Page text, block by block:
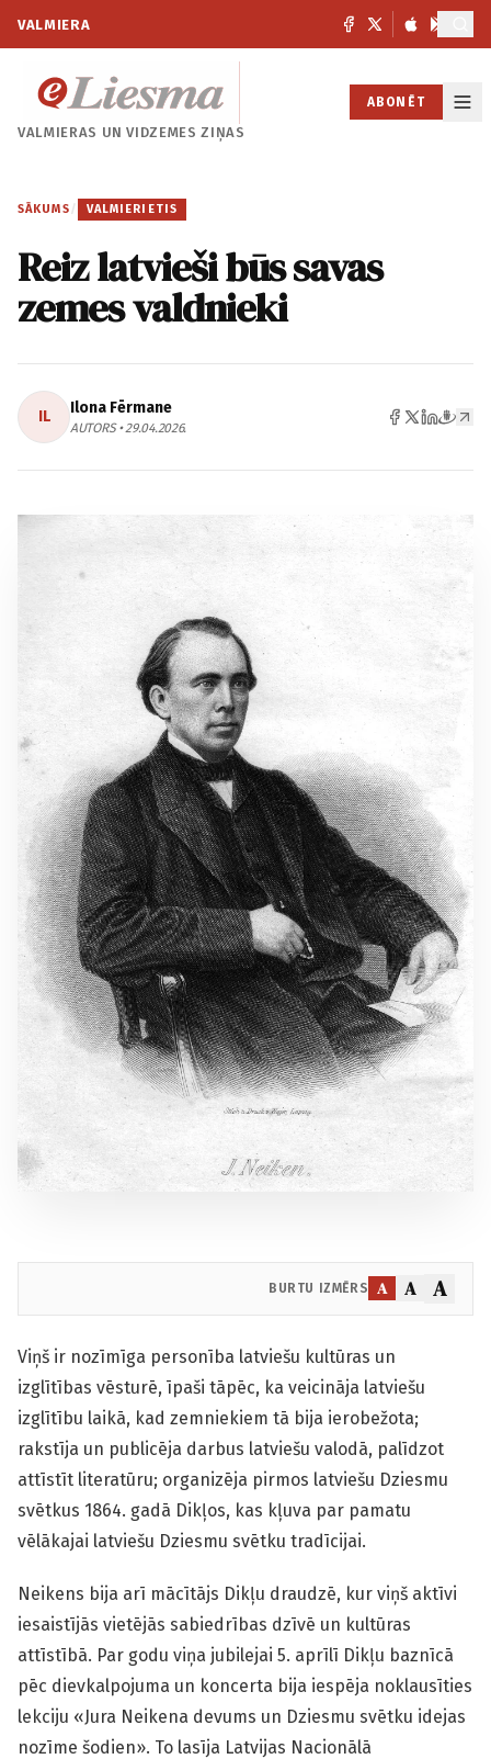
VALMIERA
VALMIERAS UNVIDZEMES ZIŅAS
ABONĒT
SĀKUMS / VALMIERIETIS
Reiz latvieši būs savas
zemes valdnieki
IL Ilona Fērmane
AUTORS • 29.04.2026.
BURTU IZMĒRS A A A
Viņš ir nozīmīga personība latviešu kultūras un
izglītības vēsturē, īpaši tāpēc, ka veicināja latviešu
izglītību laikā, kad zemniekiem tā bija ierobežota;
rakstīja un publicēja darbus latviešu valodā, palīdzot
attīstīt literatūru; organizēja pirmos latviešu Dziesmu
svētkus 1864. gadā Dikļos, kas kļuva par pamatu
vēlākajai latviešu Dziesmu svētku tradīcijai.
Neikens bija arī mācītājs Dikļu draudzē, kur viņš aktīvi
iesaistījās vietējās sabiedrības dzīvē un kultūras
attīstībā. Par godu viņa jubilejai 5. aprīlī Dikļu baznīcā
pēc dievkalpojuma un koncerta bija iespēja noklausīties
lekciju «Jura Neikena devums un Dziesmu svētku idejas
nozīme šodien». To lasīja Latvijas Nacionālā